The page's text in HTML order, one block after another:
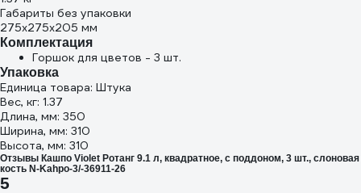
Габариты без упаковки
275х275х205 мм
Комплектация
Горшок для цветов - 3 шт.
Упаковка
Единица товара: Штука
Вес, кг: 1.37
Длина, мм: 350
Ширина, мм: 310
Высота, мм: 310
Отзывы Кашпо Violet Ротанг 9.1 л, квадратное, с поддоном, 3 шт., слоновая
кость N-Kahpo-3/-36911-26
5